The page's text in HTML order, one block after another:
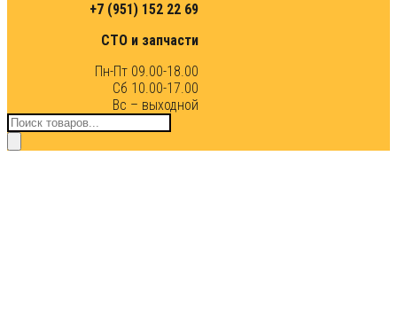
+7 (951) 152 22 69
СТО и запчасти
Пн-Пт 09.00-18.00
Сб 10.00-17.00
Вс – выходной
Поиск
товаров